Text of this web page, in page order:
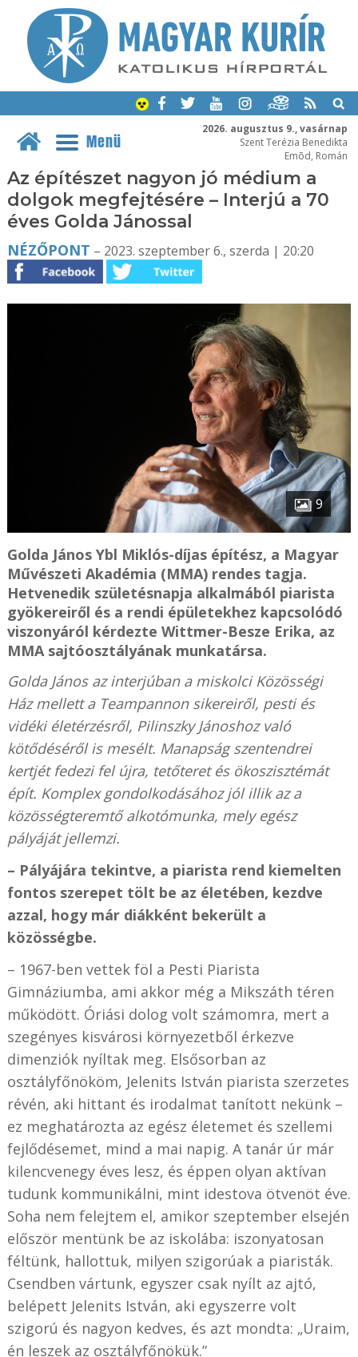
2026. augusztus 9., vasárnap
Szent Terézia Benedikta
Emõd, Román
Menü
Az építészet nagyon jó médium a
dolgok megfejtésére – Interjú a 70
éves Golda Jánossal
NÉZŐPONT – 2023. szeptember 6., szerda | 20:20
9
Golda János Ybl Miklós-díjas építész, a Magyar
Művészeti Akadémia (MMA) rendes tagja.
Hetvenedik születésnapja alkalmából piarista
gyökereiről és a rendi épületekhez kapcsolódó
viszonyáról kérdezte Wittmer-Besze Erika, az
MMA sajtóosztályának munkatársa.
Golda János az interjúban a miskolci Közösségi
Ház mellett a Teampannon sikereiről, pesti és
vidéki életérzésről, Pilinszky Jánoshoz való
kötődéséről is mesélt. Manapság szentendrei
kertjét fedezi fel újra, tetőteret és ökoszisztémát
épít. Komplex gondolkodásához jól illik az a
közösségteremtő alkotómunka, mely egész
pályáját jellemzi.
– Pályájára tekintve, a piarista rend kiemelten
fontos szerepet tölt be az életében, kezdve
azzal, hogy már diákként bekerült a
közösségbe.
– 1967-ben vettek föl a Pesti Piarista
Gimnáziumba, ami akkor még a Mikszáth téren
működött. Óriási dolog volt számomra, mert a
szegényes kisvárosi környezetből érkezve
dimenziók nyíltak meg. Elsősorban az
osztályfőnököm, Jelenits István piarista szerzetes
révén, aki hittant és irodalmat tanított nekünk –
ez meghatározta az egész életemet és szellemi
fejlődésemet, mind a mai napig. A tanár úr már
kilencvenegy éves lesz, és éppen olyan aktívan
tudunk kommunikálni, mint idestova ötvenöt éve.
Soha nem felejtem el, amikor szeptember elsején
először mentünk be az iskolába: iszonyatosan
féltünk, hallottuk, milyen szigorúak a piaristák.
Csendben vártunk, egyszer csak nyílt az ajtó,
belépett Jelenits István, aki egyszerre volt
szigorú és nagyon kedves, és azt mondta: „Uraim,
én leszek az osztályfőnökük.”